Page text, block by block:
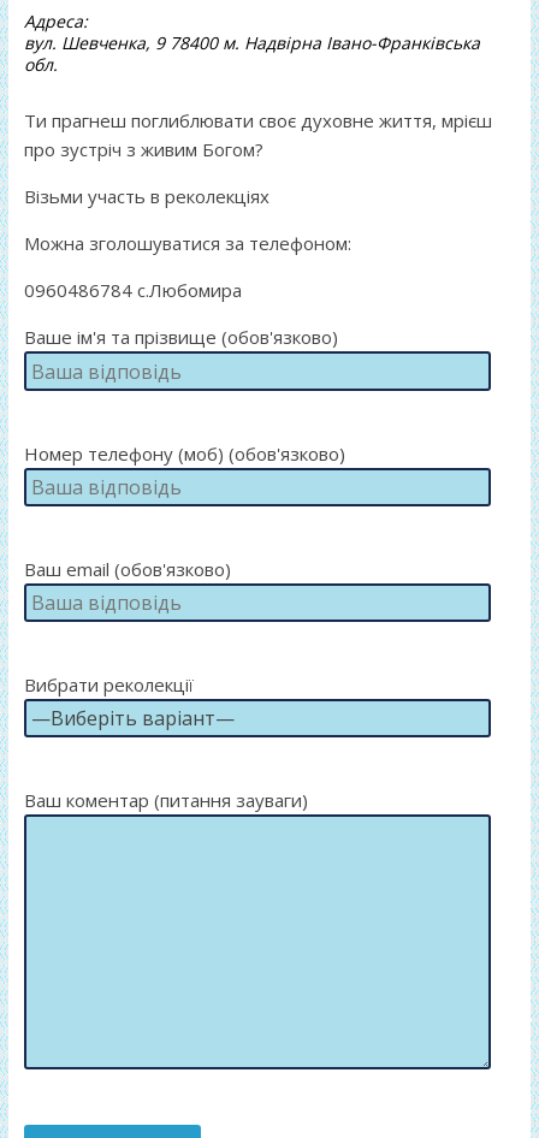
Адреса:
вул. Шевченка, 9 78400 м. Надвірна Івано-Франківська
обл.
Ти прагнеш поглиблювати своє духовне життя, мрієш
про зустріч з живим Богом?
Візьми участь в реколекціях
Можна зголошуватися за телефоном:
0960486784 с.Любомира
Ваше ім'я та прізвище (обов'язково)
Номер телефону (моб) (обов'язково)
Ваш email (обов'язково)
Вибрати реколекції
Ваш коментар (питання зауваги)